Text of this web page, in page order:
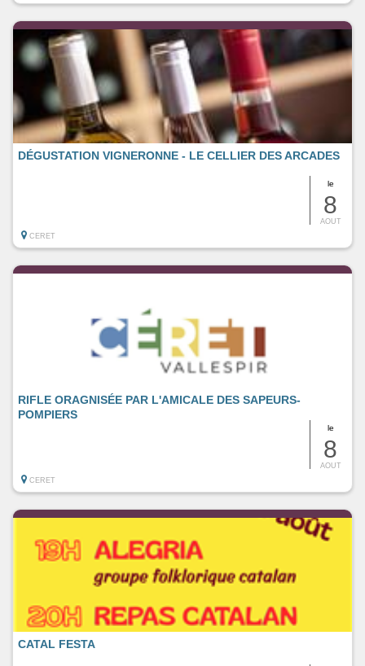
le
8
AOUT
DÉGUSTATION VIGNERONNE - LE CELLIER DES ARCADES
CERET
le
8
AOUT
RIFLE ORAGNISÉE PAR L'AMICALE DES SAPEURS-
POMPIERS
CERET
CATAL FESTA